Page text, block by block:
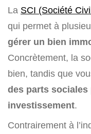
La SCI (Société
qui permet à
gérer un bien
Concrètement, la
bien, tandis que
des parts
investissement.
Contrairement à